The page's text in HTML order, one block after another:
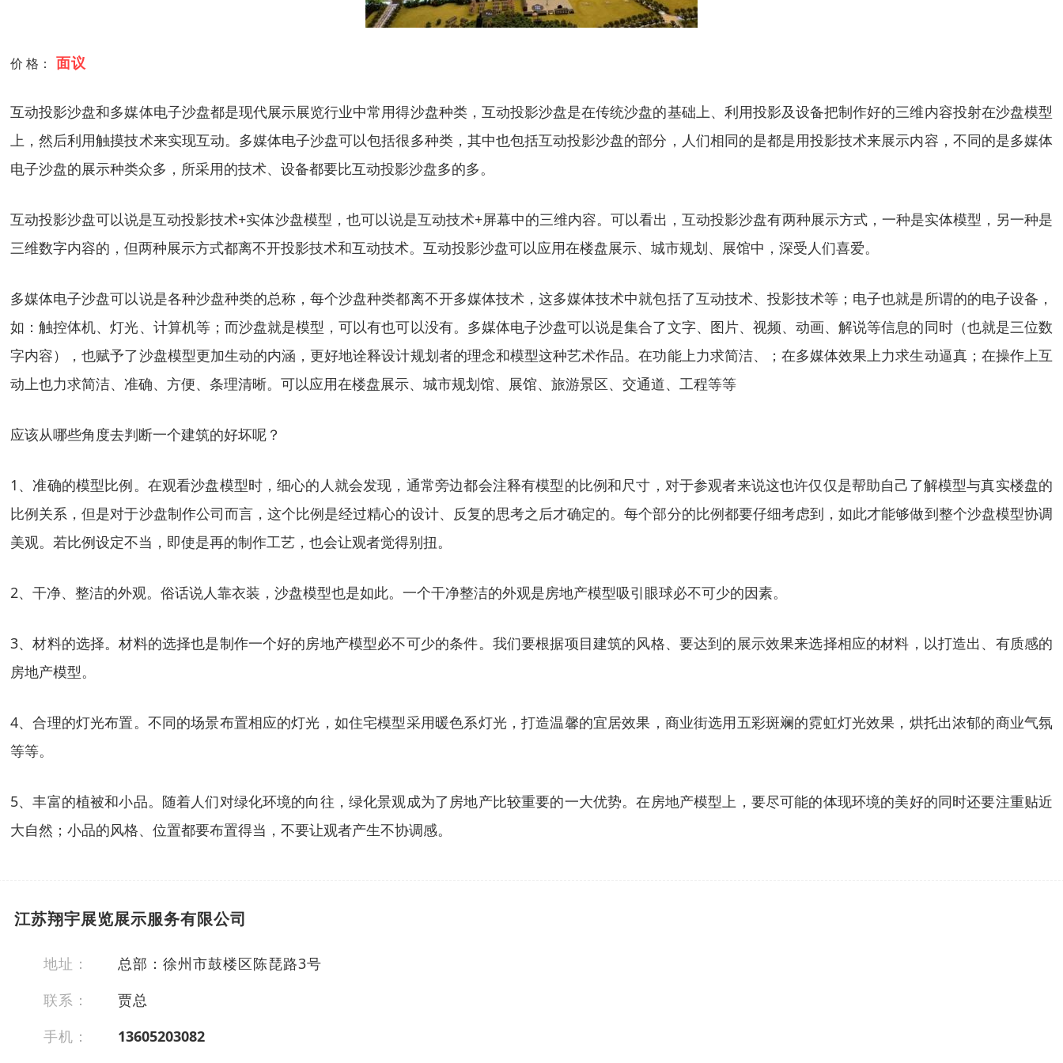
价 格： 面议
互动投影沙盘和多媒体电子沙盘都是现代展示展览行业中常用得沙盘种类，互动投影沙盘是在传统沙盘的基础上、利用投影及设备把制作好的三维内容投射在沙盘模型
上，然后利用触摸技术来实现互动。多媒体电子沙盘可以包括很多种类，其中也包括互动投影沙盘的部分，人们相同的是都是用投影技术来展示内容，不同的是多媒体
电子沙盘的展示种类众多，所采用的技术、设备都要比互动投影沙盘多的多。
互动投影沙盘可以说是互动投影技术+实体沙盘模型，也可以说是互动技术+屏幕中的三维内容。可以看出，互动投影沙盘有两种展示方式，一种是实体模型，另一种是
三维数字内容的，但两种展示方式都离不开投影技术和互动技术。互动投影沙盘可以应用在楼盘展示、城市规划、展馆中，深受人们喜爱。
多媒体电子沙盘可以说是各种沙盘种类的总称，每个沙盘种类都离不开多媒体技术，这多媒体技术中就包括了互动技术、投影技术等；电子也就是所谓的的电子设备，
如：触控体机、灯光、计算机等；而沙盘就是模型，可以有也可以没有。多媒体电子沙盘可以说是集合了文字、图片、视频、动画、解说等信息的同时（也就是三位数
字内容），也赋予了沙盘模型更加生动的内涵，更好地诠释设计规划者的理念和模型这种艺术作品。在功能上力求简洁、；在多媒体效果上力求生动逼真；在操作上互
动上也力求简洁、准确、方便、条理清晰。可以应用在楼盘展示、城市规划馆、展馆、旅游景区、交通道、工程等等
应该从哪些角度去判断一个建筑的好坏呢？
1、准确的模型比例。在观看沙盘模型时，细心的人就会发现，通常旁边都会注释有模型的比例和尺寸，对于参观者来说这也许仅仅是帮助自己了解模型与真实楼盘的
比例关系，但是对于沙盘制作公司而言，这个比例是经过精心的设计、反复的思考之后才确定的。每个部分的比例都要仔细考虑到，如此才能够做到整个沙盘模型协调
美观。若比例设定不当，即使是再的制作工艺，也会让观者觉得别扭。
2、干净、整洁的外观。俗话说人靠衣装，沙盘模型也是如此。一个干净整洁的外观是房地产模型吸引眼球必不可少的因素。
3、材料的选择。材料的选择也是制作一个好的房地产模型必不可少的条件。我们要根据项目建筑的风格、要达到的展示效果来选择相应的材料，以打造出、有质感的
房地产模型。
4、合理的灯光布置。不同的场景布置相应的灯光，如住宅模型采用暖色系灯光，打造温馨的宜居效果，商业街选用五彩斑斓的霓虹灯光效果，烘托出浓郁的商业气氛
等等。
5、丰富的植被和小品。随着人们对绿化环境的向往，绿化景观成为了房地产比较重要的一大优势。在房地产模型上，要尽可能的体现环境的美好的同时还要注重贴近
大自然；小品的风格、位置都要布置得当，不要让观者产生不协调感。
江苏翔宇展览展示服务有限公司
地址：
总部：徐州市鼓楼区陈琵路3号
联系：
贾总
手机：
13605203082